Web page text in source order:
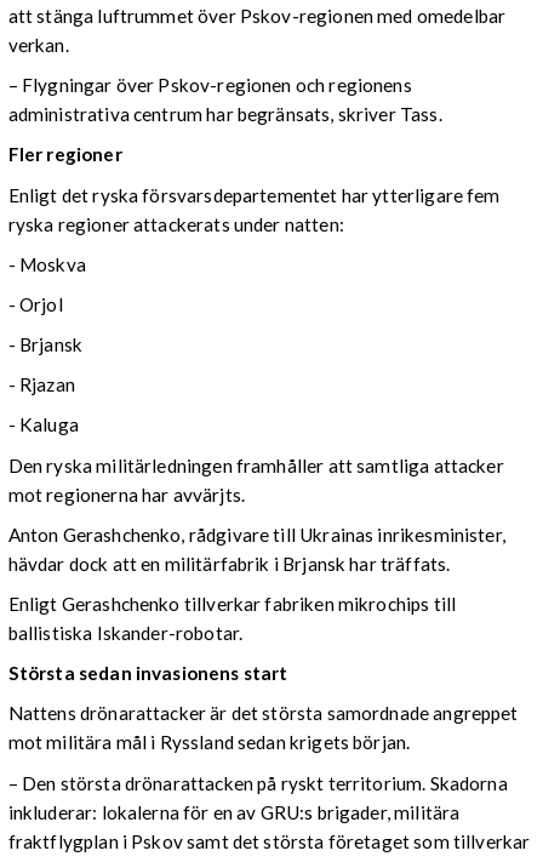
att stänga luftrummet över Pskov-regionen med omedelbar
verkan.
– Flygningar över Pskov-regionen och regionens
administrativa centrum har begränsats, skriver Tass.
Fler regioner
Enligt det ryska försvarsdepartementet har ytterligare fem
ryska regioner attackerats under natten:
- Moskva
- Orjol
- Brjansk
- Rjazan
- Kaluga
Den ryska militärledningen framhåller att samtliga attacker
mot regionerna har avvärjts.
Anton Gerashchenko, rådgivare till Ukrainas inrikesminister,
hävdar dock att en militärfabrik i Brjansk har träffats.
Enligt Gerashchenko tillverkar fabriken mikrochips till
ballistiska Iskander-robotar.
Största sedan invasionens start
Nattens drönarattacker är det största samordnade angreppet
mot militära mål i Ryssland sedan krigets början.
– Den största drönarattacken på ryskt territorium. Skadorna
inkluderar: lokalerna för en av GRU:s brigader, militära
fraktflygplan i Pskov samt det största företaget som tillverkar